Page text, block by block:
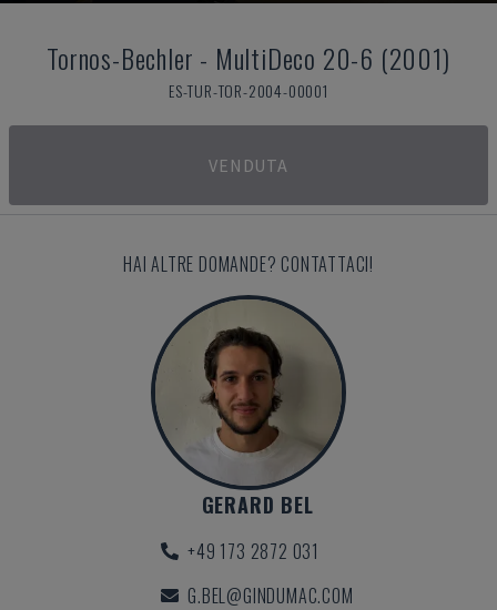
Tornos-Bechler - MultiDeco 20-6 (2001)
ES-TUR-TOR-2004-00001
VENDUTA
HAI ALTRE DOMANDE? CONTATTACI!
GERARD BEL
+49 173 2872 031
G.BEL@GINDUMAC.COM